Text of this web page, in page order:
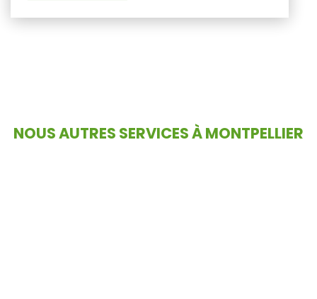
NOUS AUTRES SERVICES À MONTPELLIER